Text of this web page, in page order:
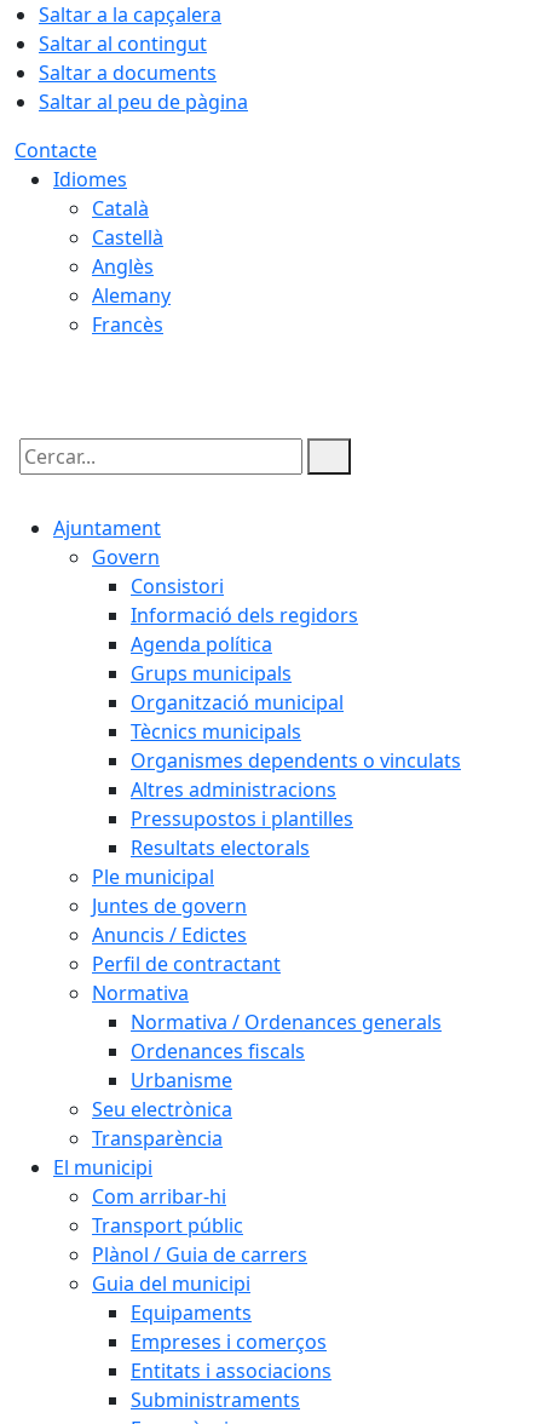
Saltar a la capçalera
Saltar al contingut
Saltar a documents
Saltar al peu de pàgina
Contacte
Idiomes
Català
Castellà
Anglès
Alemany
Francès
Cercar:
Ajuntament
Govern
Consistori
Informació dels regidors
Agenda política
Grups municipals
Organització municipal
Tècnics municipals
Organismes dependents o vinculats
Altres administracions
Pressupostos i plantilles
Resultats electorals
Ple municipal
Juntes de govern
Anuncis / Edictes
Perfil de contractant
Normativa
Normativa / Ordenances generals
Ordenances fiscals
Urbanisme
Seu electrònica
Transparència
El municipi
Com arribar-hi
Transport públic
Plànol / Guia de carrers
Guia del municipi
Equipaments
Empreses i comerços
Entitats i associacions
Subministraments